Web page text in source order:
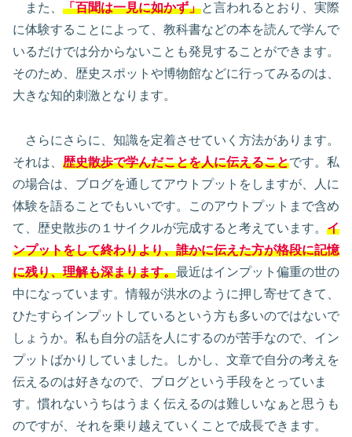
また、 「百聞は一見に如かず」と言われるとおり、実際
に体験することによって、教科書などの本を読んで学んで
いるだけでは分からないことも発見することができます。
そのため、歴史スポットや博物館などに行ってみるのは、
大きな知的刺激となります。
さらにさらに、知識を定着させていく方法があります。
それは、 歴史散歩で学んだことを人に伝えることです。私
の場合は、ブログを通してアウトプットをしますが、人に
体験を語ることでもいいです。このアウトプットまで含め
て、歴史散歩の１サイクルが完成すると考えています。 イ
ンプットをして終わりより、誰かに伝えた方が格段に記憶
に残り、理解も深まります。最近はインプット偏重の世の
中になっています。情報が洪水のように押し寄せてきて、
ひたすらインプットしているという方も多いのではないで
しょうか。私も自分の話を人にするのが苦手なので、イン
プットばかりしていました。しかし、文章で自分の考えを
伝えるのは好きなので、ブログという手段をとっていま
す。慣れないうちはうまく伝えるのは難しいなぁと思うも
のですが、それを乗り越えていくことで成長できます。